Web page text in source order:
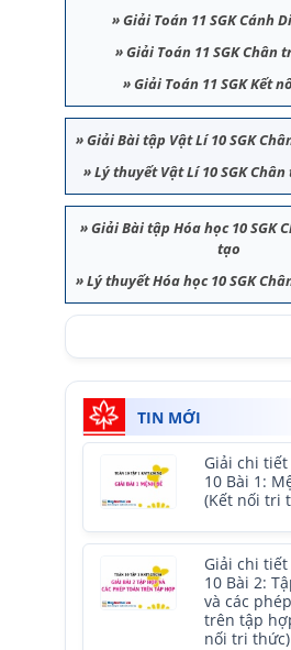
»Giải Toán 11 SGK Cánh
»Giải Toán 11 SGK Chân
»Giải Toán 11 SGK Kết
»Giải Bài tập Vật Lí 10 SGK
»Lý thuyết Vật Lí 10 SGK
»Giải Bài tập Hóa học 10 SGK
tạo
»Lý thuyết Hóa học 10 SGK
TIN MỚI
Giải chi tiết
10 Bài 1:
(Kết nối tri
Giải chi tiết
10 Bài 2:
và các
trên tập
nối tri thức)